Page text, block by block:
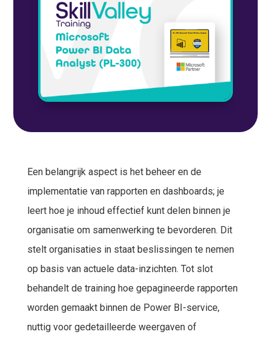
Een belangrijk aspect is het beheer en de
implementatie van rapporten en dashboards; je
leert hoe je inhoud effectief kunt delen binnen je
organisatie om samenwerking te bevorderen. Dit
stelt organisaties in staat beslissingen te nemen
op basis van actuele data-inzichten. Tot slot
behandelt de training hoe gepagineerde rapporten
worden gemaakt binnen de Power BI-service,
nuttig voor gedetailleerde weergaven of